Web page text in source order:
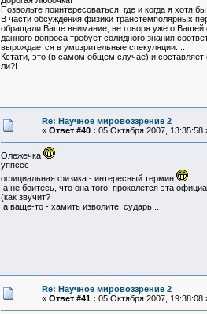
Позвольте поинтересоваться, где и когда я
В части обсуждения физики транстемполярных
обращали Ваше внимание, не говоря уже о Вашей
данного вопроса требует солидного знания
вырождается в умозрительные спекуляции....
Кстати, это (в самом общем случае) и
ли?!
Re: Научное мировоззрение 2
« Ответ #40 : 05 Октября 2007, 13:35:58
Олежечка
уппссс
официальная физика - интересный термин
а не боитесь, что она того, проколется эта
(как звучит?
а ваще-то - хамить изволите, сударь...
Re: Научное мировоззрение 2
« Ответ #41 : 05 Октября 2007, 19:38:08